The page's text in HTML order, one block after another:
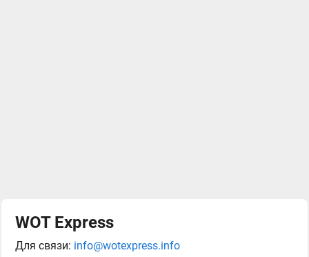
WOT Express
Для связи: info@wotexpress.info